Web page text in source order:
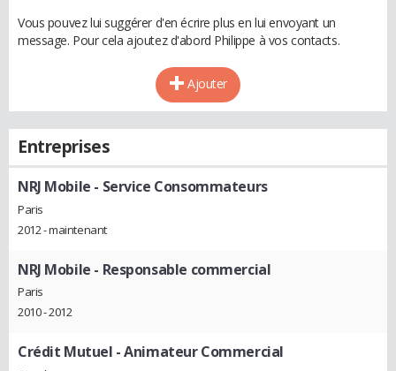
Vous pouvez lui suggérer d'en écrire plus en lui envoyant un
message. Pour cela ajoutez d'abord Philippe à vos contacts.
Ajouter
Entreprises
NRJ Mobile - Service Consommateurs
Paris
2012 - maintenant
NRJ Mobile - Responsable commercial
Paris
2010 - 2012
Crédit Mutuel - Animateur Commercial